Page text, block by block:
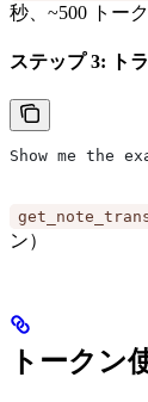
秒、~500 トーク
ステップ 3: ト
Show me the
ン）
トークン